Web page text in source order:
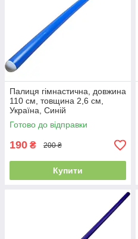
Палиця гімнастична, довжина
110 см, товщина 2,6 см,
Україна, Синій
Готово до відправки
190 ₴ 200 ₴
Купити